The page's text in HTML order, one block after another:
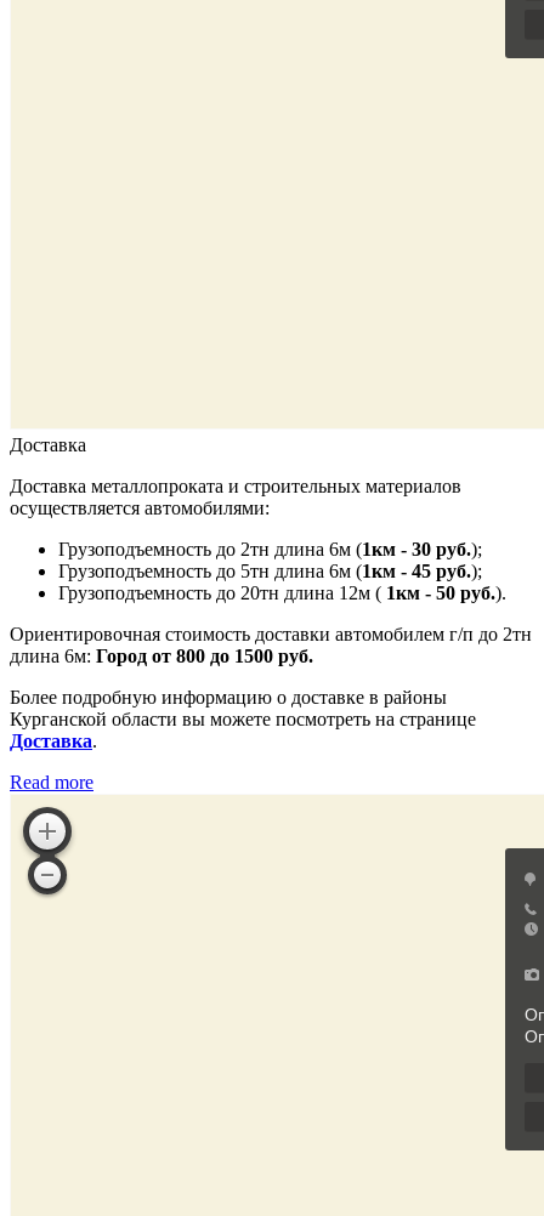
Доставка
Доставка металлопроката и строительных материалов
осуществляется автомобилями:
Грузоподъемность до 2тн длина 6м (1км - 30 руб.);
Грузоподъемность до 5тн длина 6м (1км - 45 руб.);
Грузоподъемность до 20тн длина 12м ( 1км - 50 руб.).
Ориентировочная стоимость доставки автомобилем г/п до 2тн
длина 6м: Город от 800 до 1500 руб.
Более подробную информацию о доставке в районы
Курганской области вы можете посмотреть на странице
Доставка.
Read more